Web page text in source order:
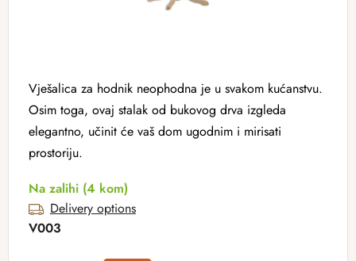
Vješalica za hodnik neophodna je u svakom kućanstvu.
Osim toga, ovaj stalak od bukovog drva izgleda
elegantno, učinit će vaš dom ugodnim i mirisati
prostoriju.
Na zalihi (4 kom)
Delivery options
V003